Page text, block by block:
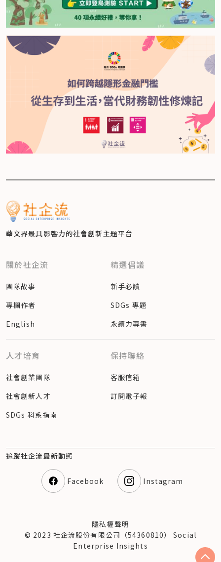
華文界最具影響力的社會創新主題平台
關於社企流
團隊故事
專欄作者
English
精選倡議
新手必讀
SDGs 專題
永續力專書
人才培育
社會創業團隊
社會創新人才
SDGs 科系指南
保持聯絡
客服信箱
訂閱電子報
追蹤社企流最新動態
Facebook Instagram
隱私權聲明
© 2023 社企流股份有限公司（54360810） Social
Enterprise Insights